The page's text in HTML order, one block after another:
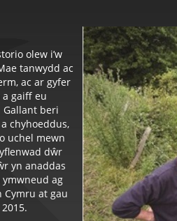
olew i’w
tanwydd ac
ac ar gyfer
gaiff eu
beri
chyhoeddus,
uchel mewn
dŵr
yn anaddas
ag
at gau